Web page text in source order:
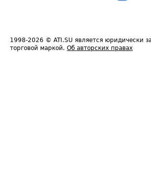
1998-2026 © ATI.SU является юридически
торговой маркой. Об авторских правах